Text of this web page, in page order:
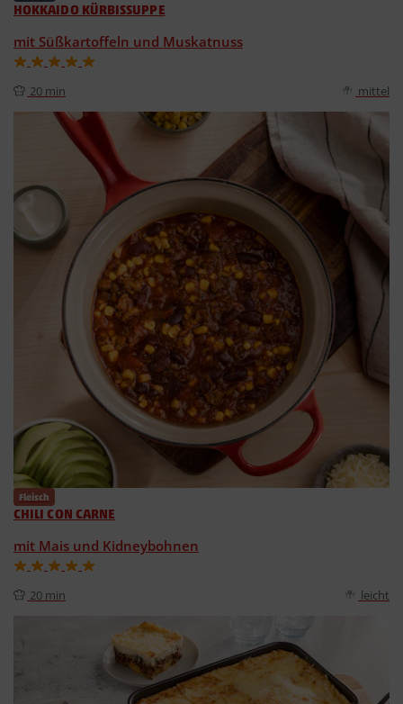
HOKKAIDO KÜRBISSUPPE
mit Süßkartoffeln und Muskatnuss
20 min mittel
Fleisch
CHILI CON CARNE
mit Mais und Kidneybohnen
20 min leicht